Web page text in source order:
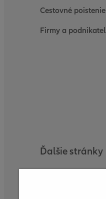
Cestovné poistenie
Firmy a
Ďalšie stránky